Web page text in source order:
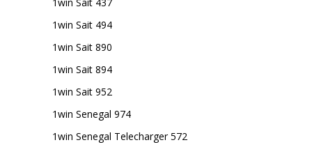
1win Sait 494
1win Sait 890
1win Sait 894
1win Sait 952
1win Senegal 974
1win Senegal Telecharger 572